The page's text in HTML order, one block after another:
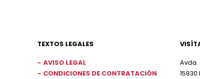
TEXTOS LEGALES
AVISO LEGAL
CONDICIONES DE CONTRATACIÓN
Avda.
15930